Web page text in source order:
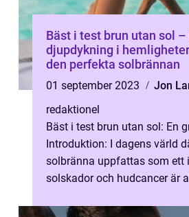
Bäst i test brun utan sol –
djupdykning i
den perfekta solbrännan
01 september 2023
Jon
redaktionel
Bäst i test brun utan sol: En
Introduktion: I dagens värld
solbränna uppfattas som ett
solskador och hudcancer är